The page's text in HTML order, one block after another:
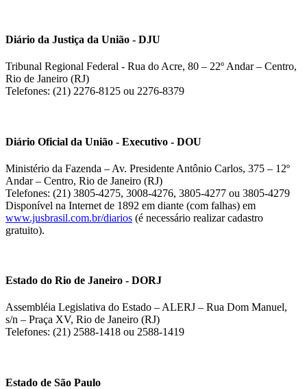
Diário da Justiça da União - DJU
Tribunal Regional Federal - Rua do Acre, 80 – 22º Andar – Centro,
Rio de Janeiro (RJ)
Telefones: (21) 2276-8125 ou 2276-8379
Diário Oficial da União - Executivo - DOU
Ministério da Fazenda – Av. Presidente Antônio Carlos, 375 – 12º
Andar – Centro, Rio de Janeiro (RJ)
Telefones: (21) 3805-4275, 3008-4276, 3805-4277 ou 3805-4279
Disponível na Internet de 1892 em diante (com falhas) em
www.jusbrasil.com.br/diarios (é necessário realizar cadastro
gratuito).
Estado do Rio de Janeiro - DORJ
Assembléia Legislativa do Estado – ALERJ – Rua Dom Manuel,
s/n – Praça XV, Rio de Janeiro (RJ)
Telefones: (21) 2588-1418 ou 2588-1419
Estado de São Paulo